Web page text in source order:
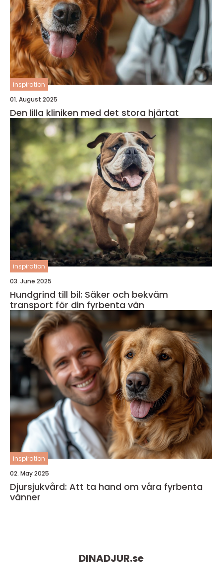
inspiration
01. August 2025
Den lilla kliniken med det stora hjärtat
inspiration
03. June 2025
Hundgrind till bil: Säker och bekväm
transport för din fyrbenta vän
inspiration
02. May 2025
Djursjukvård: Att ta hand om våra fyrbenta
vänner
DINADJUR.se